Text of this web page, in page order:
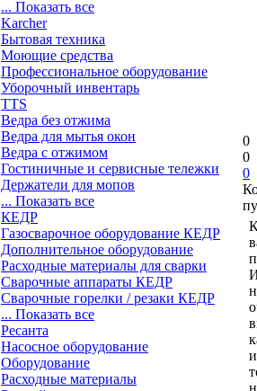
... Показать все
Karcher
Бытовая техника
Моющие средства
Профессиональное оборудование
Уборочный инвентарь
TTS
Ведра без отжима
Ведра для мытья окон
Ведра с отжимом
Гостиничные и сервисные тележки
Держатели для мопов
... Показать все
КЕДР
Газосварочное оборудование КЕДР
Дополнительное оборудование
Расходные материалы для сварки
Сварочные аппараты КЕДР
Сварочные горелки / резаки КЕДР
... Показать все
Ресанта
Насосное оборудование
Оборудование
Расходные материалы
0
0
0